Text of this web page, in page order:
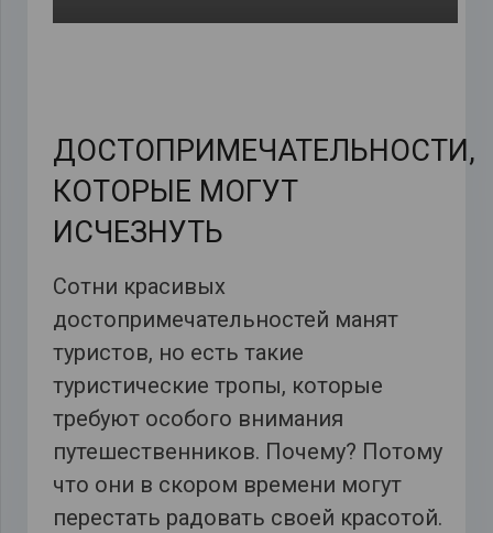
ДОСТОПРИМЕЧАТЕЛЬНОСТИ,
КОТОРЫЕ МОГУТ
ИСЧЕЗНУТЬ
Сотни красивых
достопримечательностей манят
туристов, но есть такие
туристические тропы, которые
требуют особого внимания
путешественников. Почему? Потому
что они в скором времени могут
перестать радовать своей красотой.